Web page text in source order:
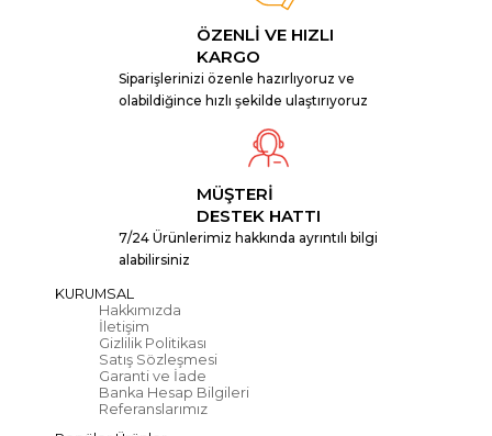
ÖZENLİ VE HIZLI
KARGO
Siparişlerinizi özenle hazırlıyoruz ve
olabildiğince hızlı şekilde ulaştırıyoruz
MÜŞTERİ
DESTEK HATTI
7/24 Ürünlerimiz hakkında ayrıntılı bilgi
alabilirsiniz
KURUMSAL
Hakkımızda
İletişim
Gizlilik Politikası
Satış Sözleşmesi
Garanti ve İade
Banka Hesap Bilgileri
Referanslarımız